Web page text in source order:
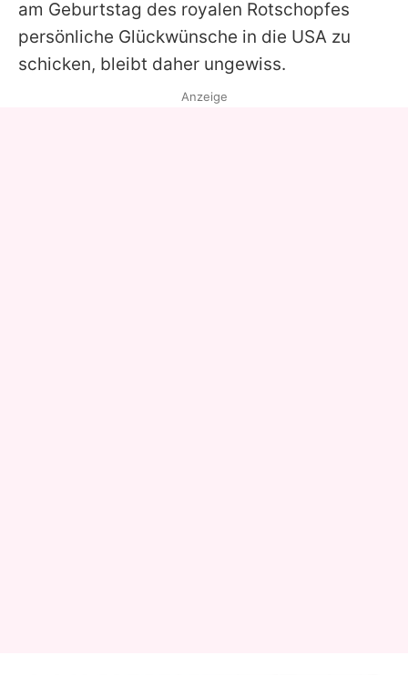
am Geburtstag des royalen Rotschopfes
persönliche Glückwünsche in die USA zu
schicken, bleibt daher ungewiss.
Anzeige